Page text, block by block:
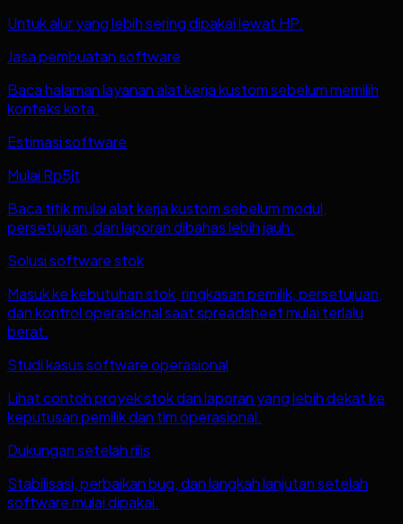
Untuk alur yang lebih sering dipakai lewat HP.
Jasa pembuatan software
Baca halaman layanan alat kerja kustom sebelum memilih
konteks kota.
Estimasi software
Mulai Rp5jt
Baca titik mulai alat kerja kustom sebelum modul,
persetujuan, dan laporan dibahas lebih jauh.
Solusi software stok
Masuk ke kebutuhan stok, ringkasan pemilik, persetujuan,
dan kontrol operasional saat spreadsheet mulai terlalu
berat.
Studi kasus software operasional
Lihat contoh proyek stok dan laporan yang lebih dekat ke
keputusan pemilik dan tim operasional.
Dukungan setelah rilis
Stabilisasi, perbaikan bug, dan langkah lanjutan setelah
software mulai dipakai.